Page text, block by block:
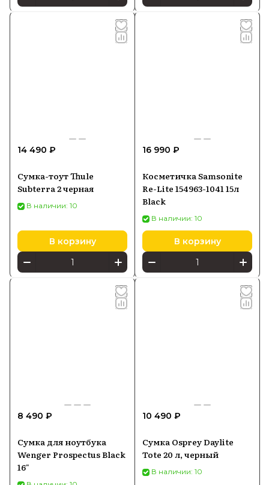
14 490 ₽
Сумка-тоут Thule
Subterra 2 черная
В наличии: 10
В корзину
16 990 ₽
Косметичка Samsonite
Re-Lite 154963-1041 15л
Black
В наличии: 10
В корзину
8 490 ₽
Сумка для ноутбука
Wenger Prospectus Black
16"
10 490 ₽
Сумка Osprey Daylite
Tote 20 л, черный
В наличии: 10